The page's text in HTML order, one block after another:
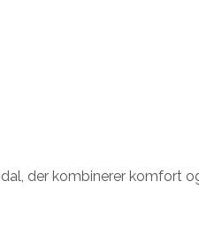
der kombinerer komfort